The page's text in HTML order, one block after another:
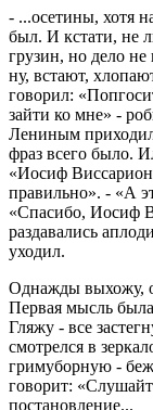
- ...осетины, хотя
был. И кстати, не
грузин, но дело
ну, встают,
говорил:
зайти ко мне» -
Лениным
фраз всего было.
«Иосиф
правильно». - «А
«Спасибо, Иосиф
раздавались
уходил.
Однажды выхожу,
Первая мысль
Гляжу - все
смотрелся в
гримуборную -
говорит:
постановление...